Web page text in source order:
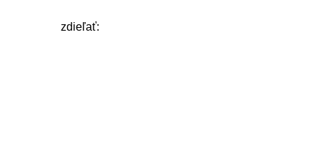
zdieľať: